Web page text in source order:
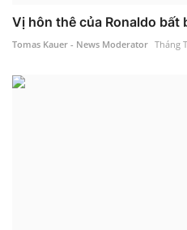
Vị hôn thê của Ronaldo bất
Tomas Kauer - News Moderator Tháng